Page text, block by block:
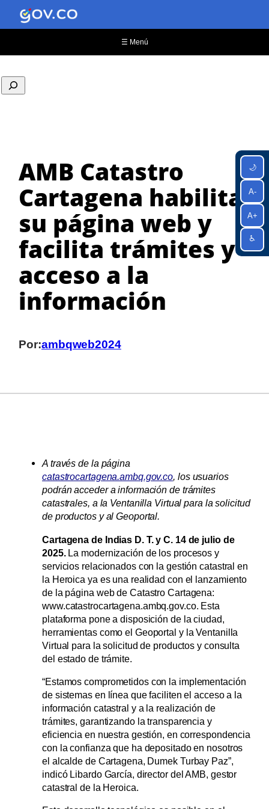
🌙
A-
A+
♿
contenido
☰ Menú
AMB Catastro
Cartagena habilita
su página web y
facilita trámites y
acceso a la
información
Por:ambqweb2024
A través de la página
catastrocartagena.ambq.gov.co, los usuarios
podrán acceder a información de trámites
catastrales, a la Ventanilla Virtual para la solicitud
de productos y al Geoportal.
Cartagena de Indias D. T. y C. 14 de julio de
2025.La modernización de los procesos y
servicios relacionados con la gestión catastral en
la Heroica ya es una realidad con el lanzamiento
de la página web de Catastro Cartagena:
www.catastrocartagena.ambq.gov.co. Esta
plataforma pone a disposición de la ciudad,
herramientas como el Geoportal y la Ventanilla
Virtual para la solicitud de productos y consulta
del estado de trámite.
“Estamos comprometidos con la implementación
de sistemas en línea que faciliten el acceso a la
información catastral y a la realización de
trámites, garantizando la transparencia y
eficiencia en nuestra gestión, en correspondencia
con la confianza que ha depositado en nosotros
el alcalde de Cartagena, Dumek Turbay Paz”,
indicó Libardo García, director del AMB, gestor
catastral de la Heroica.